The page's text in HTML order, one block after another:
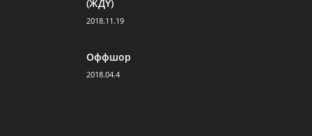
(ЖДҮ)
2018.11.19
Оффшор
2018.04.4